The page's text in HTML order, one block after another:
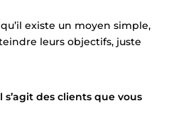
existe un moyen simple,
leurs objectifs, juste
s’agit des clients que vous